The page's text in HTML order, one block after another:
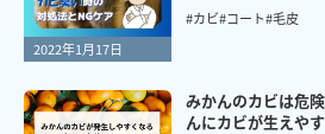
2022年1月17日
#カビ#コート#毛皮
みかんのカビは危
んにカビが生えや